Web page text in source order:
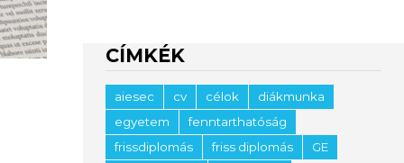
CÍMKÉK
aiesec cv célok
diákmunka
egyetem
fenntarthatóság
frissdiplomás
friss diplomás
GE